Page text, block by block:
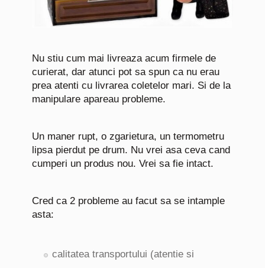
Nu stiu cum mai livreaza acum firmele de
curierat, dar atunci pot sa spun ca nu erau
prea atenti cu livrarea coletelor mari. Si de la
manipulare apareau probleme.
Un maner rupt, o zgarietura, un termometru
lipsa pierdut pe drum. Nu vrei asa ceva cand
cumperi un produs nou. Vrei sa fie intact.
Cred ca 2 probleme au facut sa se intample
asta:
calitatea transportului (atentie si